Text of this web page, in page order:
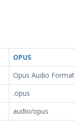
OPUS
Opus Audio Format
.opus
audio/opus